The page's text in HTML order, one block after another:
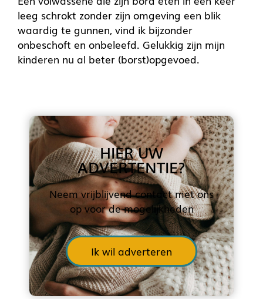
leeg schrokt zonder zijn omgeving een blik
waardig te gunnen, vind ik bijzonder
onbeschoft en onbeleefd. Gelukkig zijn mijn
kinderen nu al beter (borst)opgevoed.
HIER UW
ADVERTENTIE?
Neem vrijblijvend contact met ons
op voor de mogelijkheden
Ik wil adverteren